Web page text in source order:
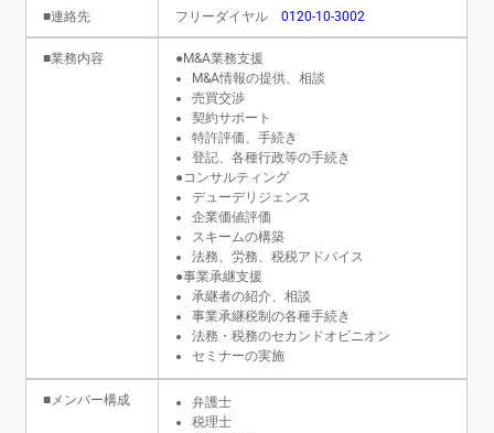
■連絡先 フリーダイヤル0120-10-3002
■業務内容
●M&A業務支援
M&A情報の提供、相談
売買交渉
契約サポート
特許評価、手続き
登記、各種行政等の手続き
●コンサルティング
デューデリジェンス
企業価値評価
スキームの構築
法務、労務、税税アドバイス
●事業承継支援
承継者の紹介、相談
事業承継税制の各種手続き
法務・税務のセカンドオピニオン
セミナーの実施
■メンバー構成
弁護士
税理士